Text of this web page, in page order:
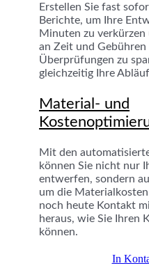
Erstellen Sie fast
Berichte, um Ihre
Minuten zu verkürzen
an Zeit und
Überprüfungen zu
gleichzeitig Ihre
Material- und
Mit den
können Sie nicht nur
entwerfen, sondern
um die
noch heute Kontakt
heraus, wie Sie Ihren
können.
In